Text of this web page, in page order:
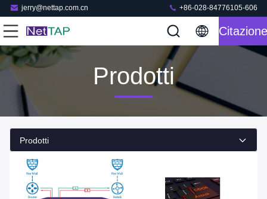
jerry@nettap.com.cn +86-028-84776105-606
Citazione
Prodotti
Prodotti